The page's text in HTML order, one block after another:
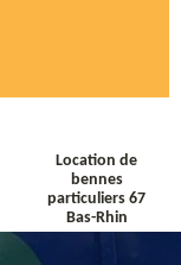
Location de
bennes
particuliers 67
Bas-Rhin